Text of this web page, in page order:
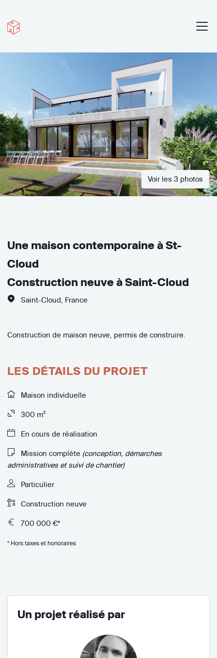
Voir les 3 photos
Une maison contemporaine à St-
Cloud
Construction neuve à Saint-Cloud
Saint-Cloud France
Construction de maison neuve, permis de construire.
LES DÉTAILS DU PROJET
Maison individuelle
300 m²
En cours de réalisation
Mission complète (conception, démarches
administratives et suivi de chantier)
Particulier
Construction neuve
700 000 €*
* Hors taxes et honoraires
Un projet réalisé par